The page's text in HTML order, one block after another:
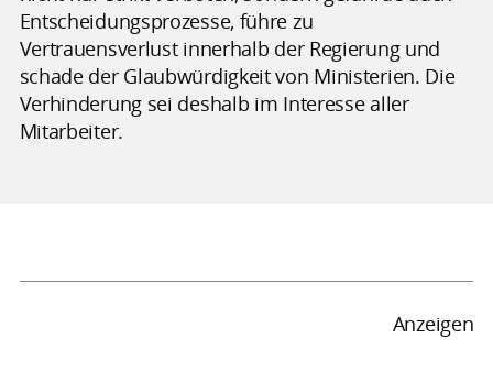
Entscheidungsprozesse, führe zu
Vertrauensverlust innerhalb der Regierung und
schade der Glaubwürdigkeit von Ministerien. Die
Verhinderung sei deshalb im Interesse aller
Mitarbeiter.
Anzeigen